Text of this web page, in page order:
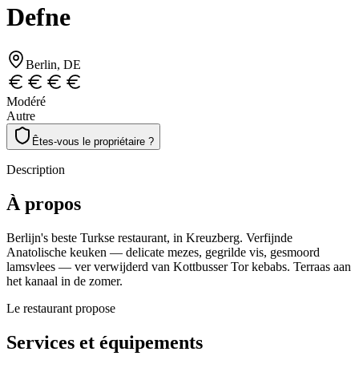
Defne
Berlin, DE
Modéré
Autre
Êtes-vous le propriétaire ?
Description
À propos
Berlijn's beste Turkse restaurant, in Kreuzberg. Verfijnde
Anatolische keuken — delicate mezes, gegrilde vis, gesmoord
lamsvlees — ver verwijderd van Kottbusser Tor kebabs. Terraas aan
het kanaal in de zomer.
Le restaurant propose
Services et équipements